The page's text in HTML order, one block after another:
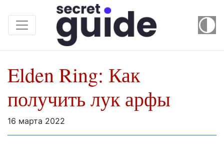
Elden Ring: Как
получить лук арфы
16 марта 2022